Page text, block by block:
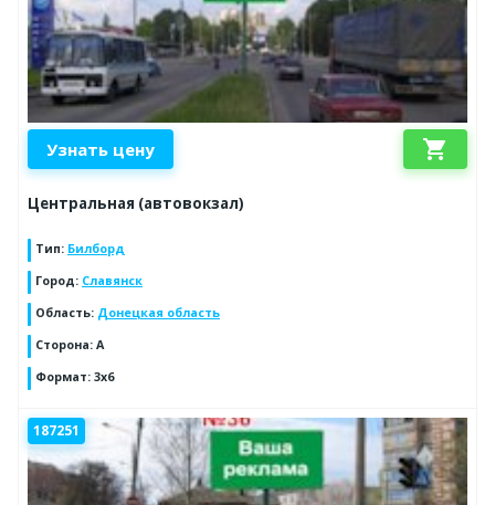
Узнать цену shopping_cart
Центральная (автовокзал)
Тип: Билборд
Город: Славянск
Область: Донецкая область
Сторона: А
Формат: 3х6
187251